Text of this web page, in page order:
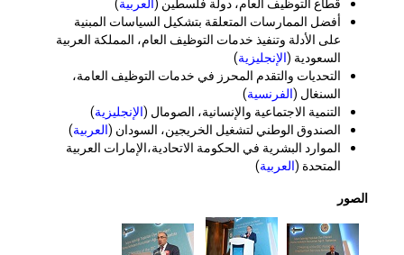
قطاع التوظيف العام، دولة فلسطين (العربية)
أفضل الممارسات المتعلقة بتشكيل السياسات المبنية
على الأدلة وتنفيذ خدمات التوظيف العام، المملكة العربية
السعودية (الإنجليزية)
التحديات والتقدم المحرز في خدمات التوظيف العامة،
السنغال (الفرنسية)
التنمية الاجتماعية والإنسانية، الصومال (الإنجليزية)
الصندوق الوطني لتشغيل الخريجين، السودان (العربية)
الموارد البشرية في الحكومة الاتحادية،الإمارات العربية
المتحدة (العربية)
الصور